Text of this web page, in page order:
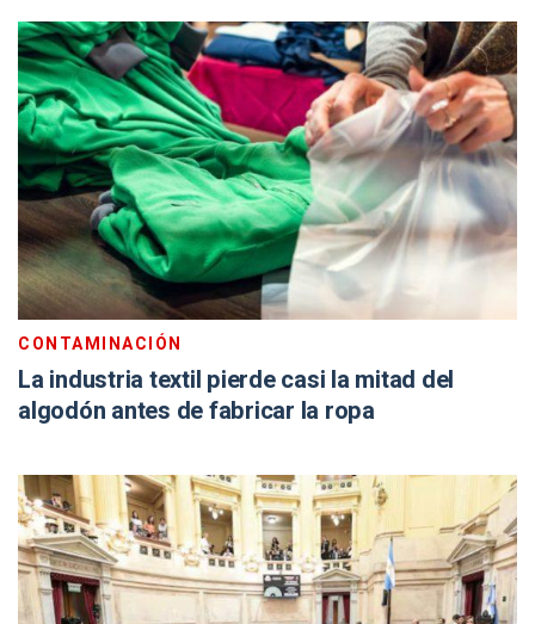
CONTAMINACIÓN
La industria textil pierde casi la mitad del
algodón antes de fabricar la ropa